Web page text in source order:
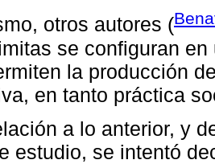
otros autores (
se configuran
la producción
en tanto práctica
a lo anterior, y
estudio, se intentó